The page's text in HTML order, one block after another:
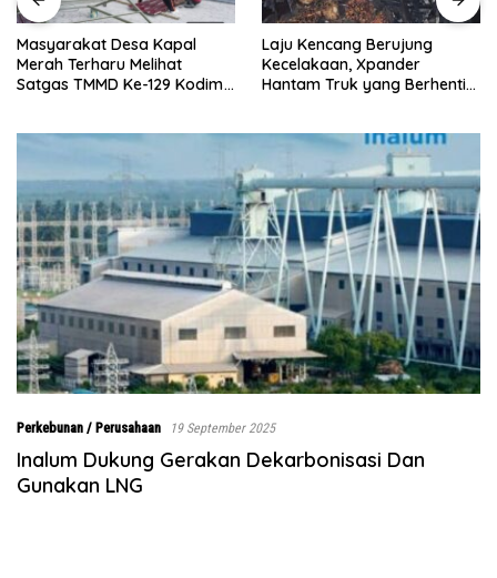
Laju Kencang Berujung
Kecelakaan, Xpander
Hantam Truk yang Berhenti
Kurang dari 1×24 Jam, Polsek
Lima Puluh Ringkus Pelaku
Curas
Perkebunan / Perusahaan 19 September 2025
Inalum Dukung Gerakan Dekarbonisasi Dan
Gunakan LNG